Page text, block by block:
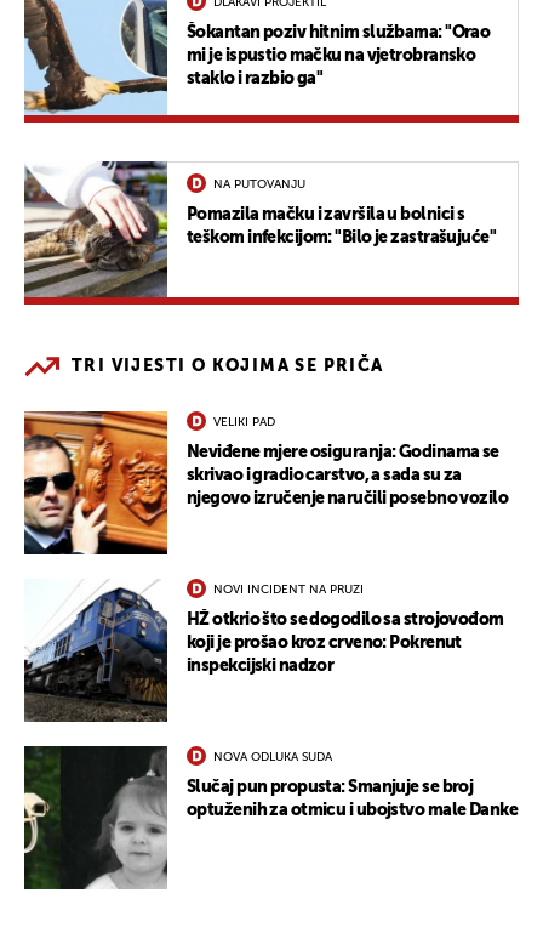
Šokantan poziv hitnim službama: "Orao
mi je ispustio mačku na vjetrobransko
staklo i razbio ga"
NA PUTOVANJU
Pomazila mačku i završila u bolnici s
teškom infekcijom: "Bilo je zastrašujuće"
TRI VIJESTI O KOJIMA SE PRIČA
VELIKI PAD
Neviđene mjere osiguranja: Godinama se
skrivao i gradio carstvo, a sada su za
njegovo izručenje naručili posebno vozilo
NOVI INCIDENT NA PRUZI
HŽ otkrio što se dogodilo sa strojovođom
koji je prošao kroz crveno: Pokrenut
inspekcijski nadzor
NOVA ODLUKA SUDA
Slučaj pun propusta: Smanjuje se broj
optuženih za otmicu i ubojstvo male Danke